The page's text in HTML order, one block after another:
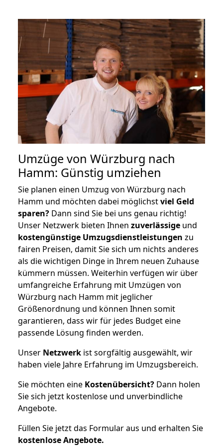
Umzüge von Würzburg nach
Hamm: Günstig umziehen
Sie planen einen Umzug von Würzburg nach
Hamm und möchten dabei möglichstviel Geld
sparen? Dann sind Sie bei uns genau richtig!
Unser Netzwerk bieten Ihnen zuverlässige und
kostengünstige Umzugsdienstleistungen zu
fairen Preisen, damit Sie sich um nichts anderes
als die wichtigen Dinge in Ihrem neuen Zuhause
kümmern müssen. Weiterhin verfügen wir über
umfangreiche Erfahrung mit Umzügen von
Würzburg nach Hamm mit jeglicher
Größenordnung und können Ihnen somit
garantieren, dass wir für jedes Budget eine
passende Lösung finden werden.
Unser Netzwerk ist sorgfältig ausgewählt, wir
haben viele Jahre Erfahrung im Umzugsbereich.
Sie möchten eine Kostenübersicht? Dann holen
Sie sich jetzt kostenlose und unverbindliche
Angebote.
Füllen Sie jetzt das Formular aus und erhalten Sie
kostenloseAngebote.